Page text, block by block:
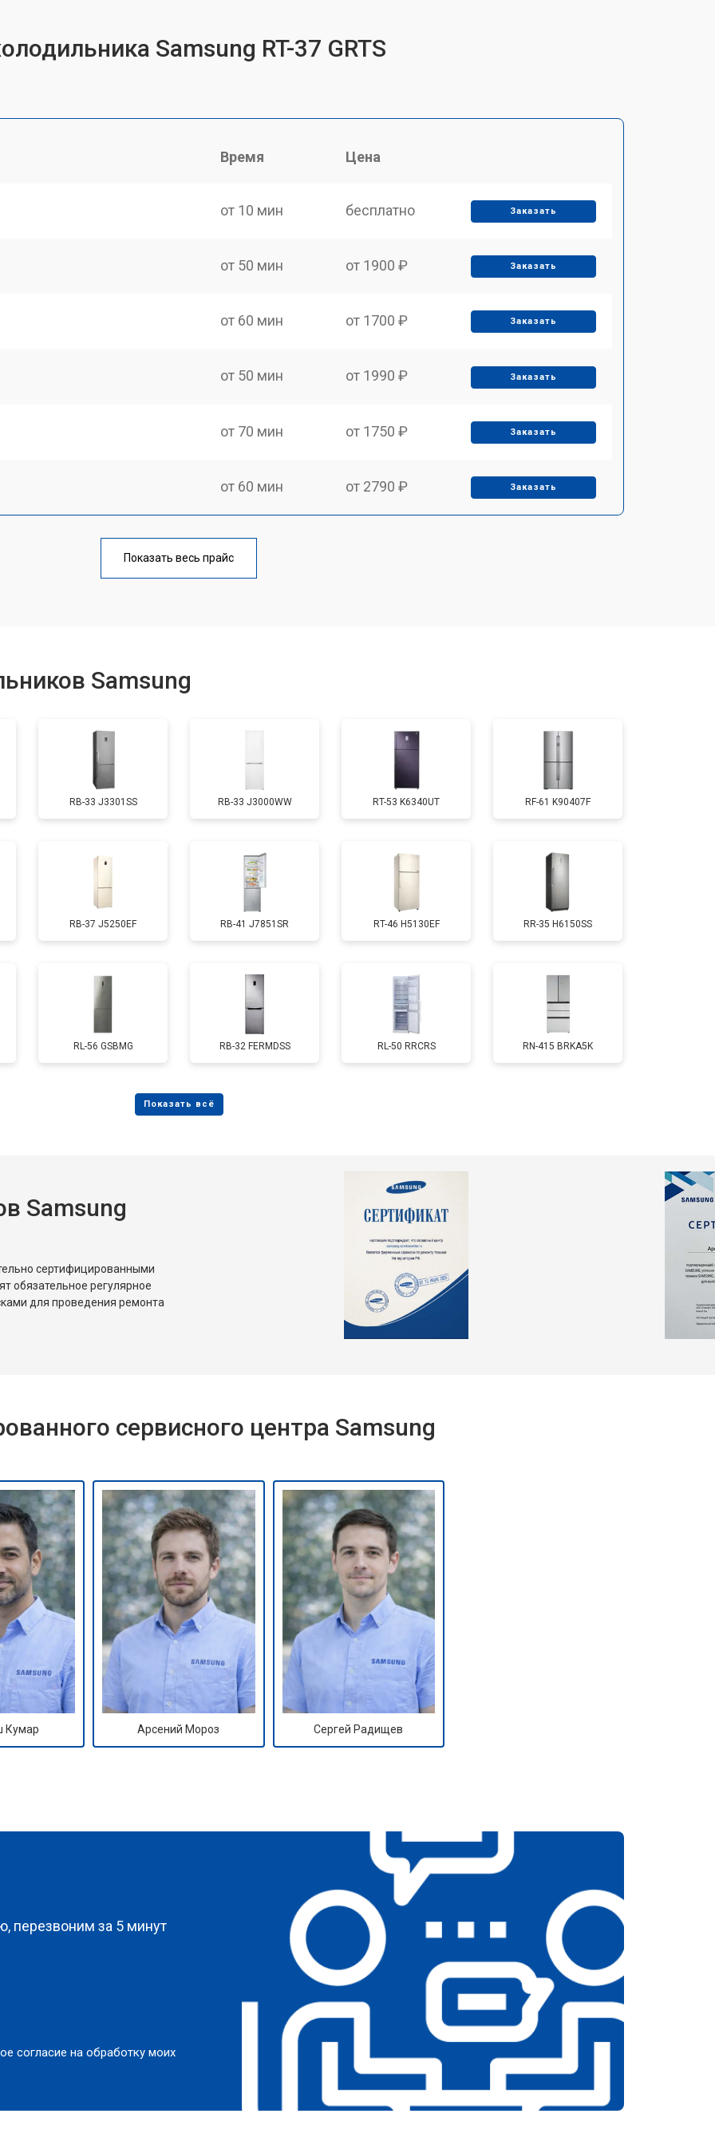
Samsung RT-37 GRTS
Время Цена
от 10 мин бесплатно Заказать
от 50 мин от 1900 ₽ Заказать
от 60 мин от 1700 ₽ Заказать
от 50 мин от 1990 ₽ Заказать
от 70 мин от 1750 ₽ Заказать
от 60 мин от 2790 ₽ Заказать
от 60 мин
от 70 мин от 1810 ₽ Заказать
мейн платы) от 50 мин от 1700 ₽ Заказать
от 80 мин от 2550 ₽
от 50 мин от 1700 ₽ Заказать
от 130 мин от 4750 ₽
от 70 мин от 3650 ₽
от 80 мин
от 2550 ₽
от 1900 ₽
Показать весь прайс
Samsung
RB-33 J3301SS RB-33 J3000WW RT-53 K6340UT RF-61 K90407F
RB-37 J5250EF RB-41 J7851SR RT-46 H5130EF RR-35 H6150SS
RL-56 GSBMG RB-32 FERMDSS RL-50 RRCRS RN-415 BRKA5K
Samsung
сертифицированными
обязательное регулярное
для проведения ремонта
сервисного центра Samsung
Кумар Арсений Мороз Сергей Радищев
перезвоним за 5 минут
согласие на обработку моих